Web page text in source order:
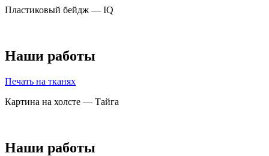
Пластиковый бейдж — IQ
Наши работы
Печать на тканях
Картина на холсте — Тайга
Наши работы